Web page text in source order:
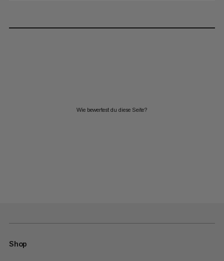
Wie bewertest du diese Seite?
Shop